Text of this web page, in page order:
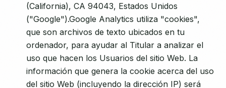
(California), CA 94043, Estados Unidos
("Google").Google Analytics utiliza "cookies",
que son archivos de texto ubicados en tu
ordenador, para ayudar al Titular a analizar el
uso que hacen los Usuarios del sitio Web. La
información que genera la cookie acerca del uso
del sitio Web (incluyendo la dirección IP) será